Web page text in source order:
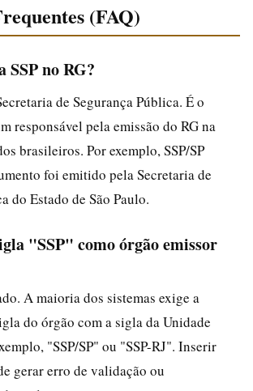
(FAQ)
SSP no RG?
de Segurança Pública. É o
responsável pela emissão do RG na
brasileiros. Por exemplo, SSP/SP
foi emitido pela Secretaria de
do Estado de São Paulo.
"SSP" como órgão emissor
A maioria dos sistemas exige a
do órgão com a sigla da Unidade
"SSP/SP" ou "SSP-RJ". Inserir
gerar erro de validação ou